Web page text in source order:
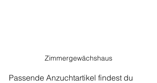
Zimmergewächshaus
Passende Anzuchtartikel findest du